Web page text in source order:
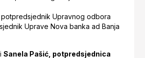
potpredsjednik Upravnog odbora
Uprave Nova banka ad Banja
Sanela Pašić, potpredsjednica